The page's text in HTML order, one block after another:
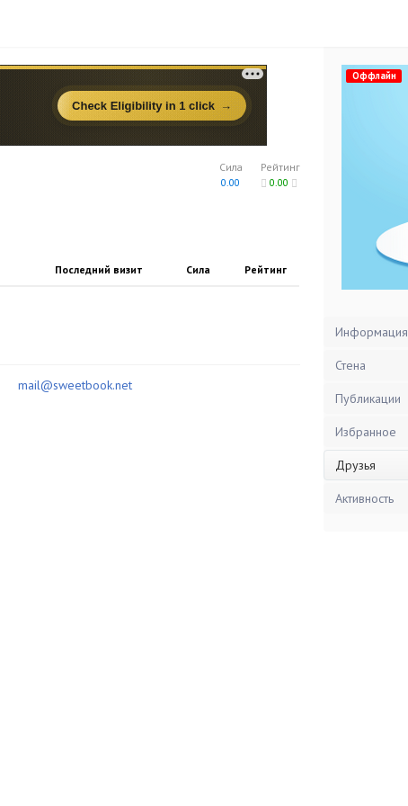
Рейтинг
0.00
Сила
0.00
Последний визит Сила Рейтинг
mail@sweetbook.net
Оффлайн
Информация
Стена
Публикации
Избранное
Друзья
Активность